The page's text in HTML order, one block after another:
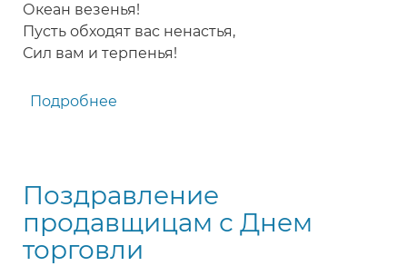
Океан везенья!
Пусть обходят вас ненастья,
Сил вам и терпенья!
Подробнее
с
Днем
торговли
Поздравление
продавщицам с Днем
торговли